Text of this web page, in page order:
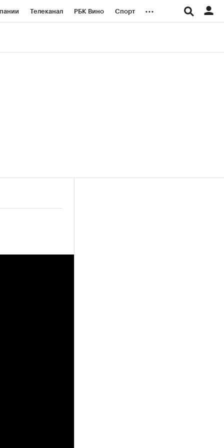
Телеканал РБК Вино Спорт ...